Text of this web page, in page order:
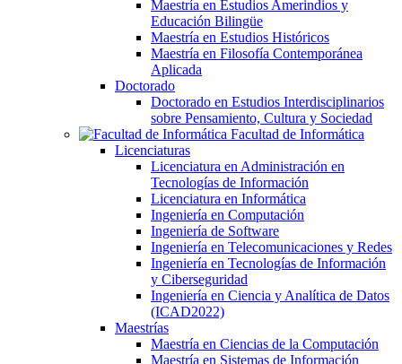
Maestría en Estudios Amerindios y
Educación Bilingüe
Maestría en Estudios Históricos
Maestría en Filosofía Contemporánea
Aplicada
Doctorado
Doctorado en Estudios Interdisciplinarios
sobre Pensamiento, Cultura y Sociedad
Facultad de Informática
Licenciaturas
Licenciatura en Administración en
Tecnologías de Información
Licenciatura en Informática
Ingeniería en Computación
Ingeniería de Software
Ingeniería en Telecomunicaciones y Redes
Ingeniería en Tecnologías de Información
y Ciberseguridad
Ingeniería en Ciencia y Analítica de Datos
(ICAD2022)
Maestrías
Maestría en Ciencias de la Computación
Maestría en Sistemas de Información